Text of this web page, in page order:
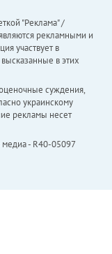
"Реклама" /
рекламными и
участвует в
в этих
суждения,
украинскому
рекламы несет
- R40-05097